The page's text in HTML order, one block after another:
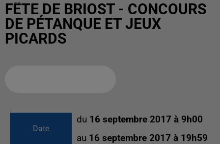
FÊTE DE BRIOST - CONCOURS
DE PÉTANQUE ET JEUX
PICARDS
Date
du 16 septembre 2017 à 9h00
au 16 septembre 2017 à 19h59